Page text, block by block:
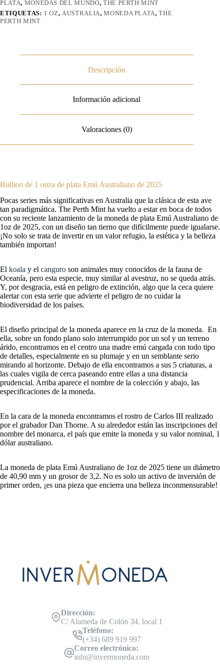
PLATA, MONEDAS DEL MUNDO, THE PERTH MINT
ETIQUETAS: 1 OZ, AUSTRALIA,MONEDA PLATA,THE
PERTH MINT
Descripción
Información adicional
Valoraciones (0)
Bullion de 1 onza de plata Emú Australiano de 2025
Pocas series más significativas en Australia que la clásica de esta ave
tan paradigmática. The Perth Mint ha vuelto a estar en boca de todos
con su reciente lanzamiento de la moneda de plata Emú Australiano de
1oz de 2025, con un diseño tan tierno que difícilmente puede igualarse.
¡No solo se trata de invertir en un valor refugio, la estética y la belleza
también importan!
El koala y el canguro son animales muy conocidos de la fauna de
Oceanía, pero esta especie, muy similar al avestruz, no se queda atrás.
Y, por desgracia, está en peligro de extinción, algo que la ceca quiere
alertar con esta serie que advierte el peligro de no cuidar la
biodiversidad de los países.
El diseño principal de la moneda aparece en la cruz de la moneda. En
ella, sobre un fondo plano solo interrumpido por un sol y un terreno
árido, encontramos en el centro una madre emú cargada con todo tipo
de detalles, especialmente en su plumaje y en un semblante serio
mirando al horizonte. Debajo de ella encontramos a sus 5 criaturas, a
las cuales vigila de cerca paseando entre ellas a una distancia
prudencial. Arriba aparece el nombre de la colección y abajo, las
especificaciones de la moneda.
En la cara de la moneda encontramos el rostro de Carlos III realizado
por el grabador Dan Thorne. A su alrededor están las inscripciones del
nombre del monarca, el país que emite la moneda y su valor nominal, 1
dólar australiano.
La moneda de plata Emú Australiano de 1oz de 2025 tiene un diámetro
de 40,90 mm y un grosor de 3,2. No es solo un activo de inversión de
primer orden, ¡es una pieza que encierra una belleza inconmensurable!
Dirección:
C/ Alameda de Colón 34, local 1
Teléfono:
(+34) 689 919 997
Correo electrónico:
info@invermoneda.com